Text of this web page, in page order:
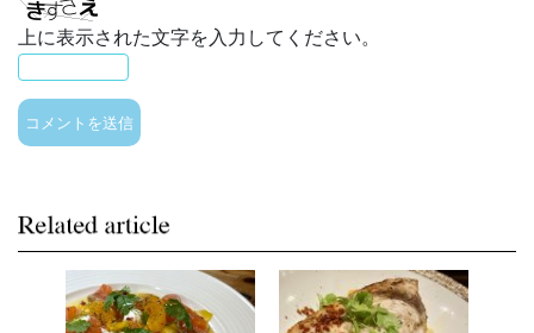
上に表示された文字を入力してください。